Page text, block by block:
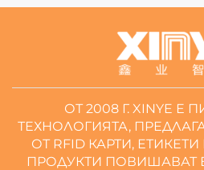
ОТ 2008 Г. XINYE Е
ТЕХНОЛОГИЯТА,
ОТ RFID КАРТИ,
ПРОДУКТИ ПОВИШАВАТ